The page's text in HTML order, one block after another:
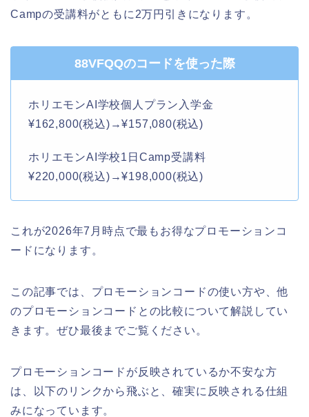
Campの受講料がともに2万円引きになります。
88VFQQのコードを使った際
ホリエモンAI 学校個人プラン入学金
¥162,800(税込)→¥157,080(税込)
ホリエモンAI 学校1日Camp受講料
¥220,000(税込)→¥198,000(税込)
これが2026年7月時点で最もお得なプロモーションコ
ードになります。
この記事では、プロモーションコードの使い方や、他
のプロモーションコードとの比較について解説してい
きます。ぜひ最後までご覧ください。
プロモーションコードが反映されているか不安な方
は、以下のリンクから飛ぶと、確実に反映される仕組
みになっています。